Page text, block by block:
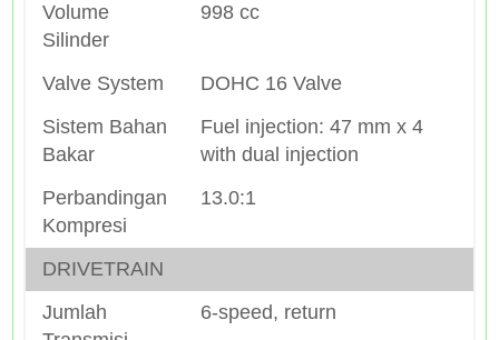
Volume
Silinder
998 cc
Valve System
DOHC 16 Valve
Sistem Bahan
Bakar
Fuel injection: 47 mm x 4
with dual injection
Perbandingan
Kompresi
13.0:1
DRIVETRAIN
Jumlah
6-speed, return